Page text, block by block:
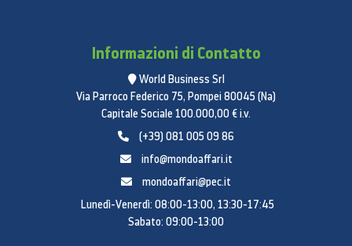
Informazioni di Contatto
World Business Srl
Via Parroco Federico 75, Pompei 80045 (Na)
Capitale Sociale 100.000,00 € i.v.
(+39) 081 005 09 86
info@mondoaffari.it
mondoaffari@pec.it
Lunedì-Venerdì: 08:00-13:00, 13:30-17:45
Sabato: 09:00-13:00